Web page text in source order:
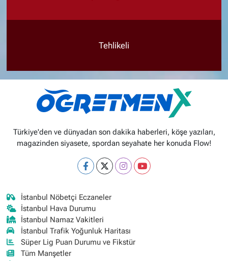
Tehlikeli
Türkiye'den ve dünyadan son dakika haberleri, köşe yazıları,
magazinden siyasete, spordan seyahate her konuda Flow!
İstanbul Nöbetçi Eczaneler
İstanbul Hava Durumu
İstanbul Namaz Vakitleri
İstanbul Trafik Yoğunluk Haritası
Süper Lig Puan Durumu ve Fikstür
Tüm Manşetler